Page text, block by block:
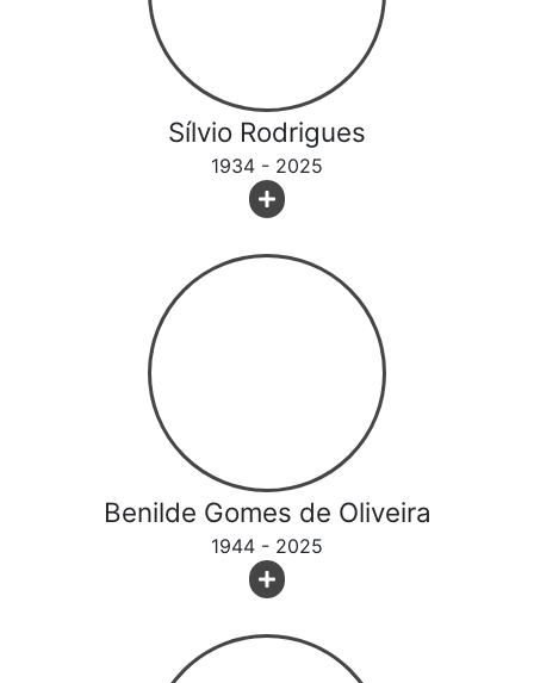
Sílvio Rodrigues
1934 - 2025
Benilde Gomes de Oliveira
1944 - 2025